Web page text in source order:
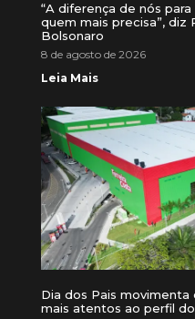
“A diferença de nós
quem mais precisa”, diz
Bolsonaro
8 de agosto de 2026
Leia Mais
Dia dos Pais
mais atentos ao perfil